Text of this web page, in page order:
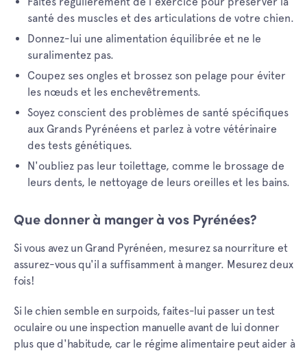
santé des muscles et des articulations de votre chien.
Donnez-lui une alimentation équilibrée et ne le
suralimentez pas.
Coupez ses ongles et brossez son pelage pour éviter
les nœuds et les enchevêtrements.
Soyez conscient des problèmes de santé spécifiques
aux Grands Pyrénéens et parlez à votre vétérinaire
des tests génétiques.
N'oubliez pas leur toilettage, comme le brossage de
leurs dents, le nettoyage de leurs oreilles et les bains.
Que donner à manger à vos Pyrénées?
Si vous avez un Grand Pyrénéen, mesurez sa nourriture et
assurez-vous qu'il a suffisamment à manger. Mesurez deux
fois!
Si le chien semble en surpoids, faites-lui passer un test
oculaire ou une inspection manuelle avant de lui donner
plus que d'habitude, car le régime alimentaire peut aider à